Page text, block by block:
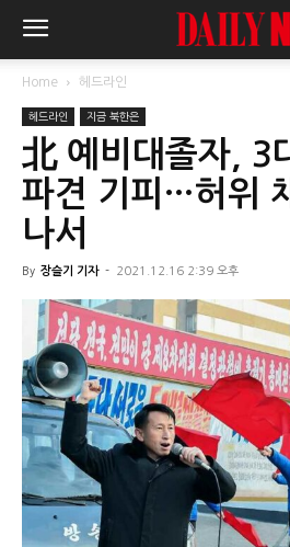
Home 헤드라인
헤드라인 지금 북한은
北 예비대졸자, 3
파견 기피…허위
나서
By 장슬기 기자 - 2021.12.16 2:39 오후